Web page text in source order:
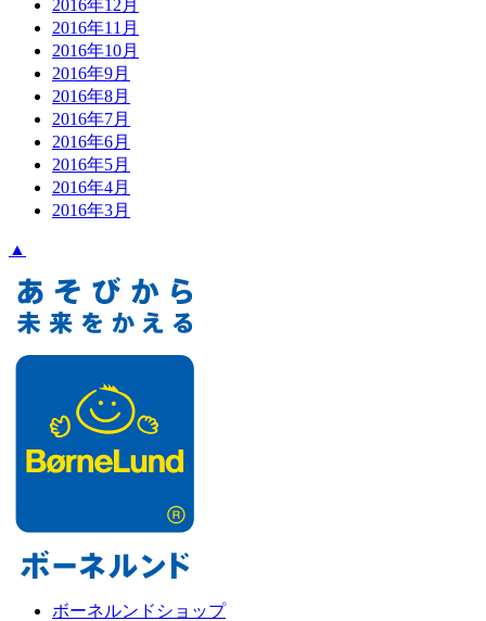
2016年12月
2016年11月
2016年10月
2016年9月
2016年8月
2016年7月
2016年6月
2016年5月
2016年4月
2016年3月
▲
ボーネルンドショップ